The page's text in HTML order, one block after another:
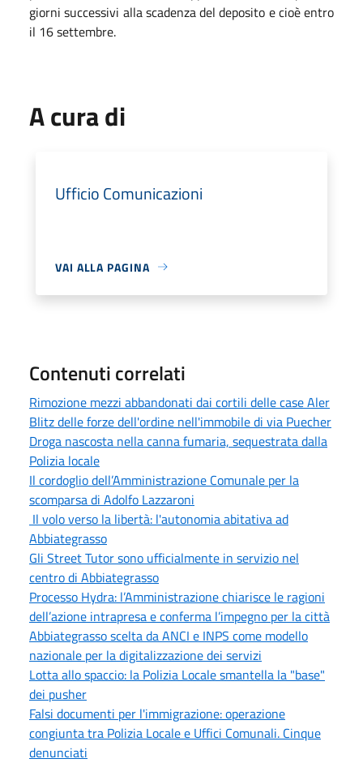
giorni successivi alla scadenza del deposito e cioè entro
il 16 settembre.
A cura di
Ufficio Comunicazioni
VAI ALLA PAGINA
Contenuti correlati
Rimozione mezzi abbandonati dai cortili delle case Aler
Blitz delle forze dell'ordine nell'immobile di via Puecher
Droga nascosta nella canna fumaria, sequestrata dalla
Polizia locale
Il cordoglio dell’Amministrazione Comunale per la
scomparsa di Adolfo Lazzaroni
Il volo verso la libertà: l'autonomia abitativa ad
Abbiategrasso
Gli Street Tutor sono ufficialmente in servizio nel
centro di Abbiategrasso
Processo Hydra: l’Amministrazione chiarisce le ragioni
dell’azione intrapresa e conferma l’impegno per la città
Abbiategrasso scelta da ANCI e INPS come modello
nazionale per la digitalizzazione dei servizi
Lotta allo spaccio: la Polizia Locale smantella la "base"
dei pusher
Falsi documenti per l'immigrazione: operazione
congiunta tra Polizia Locale e Uffici Comunali. Cinque
denunciati